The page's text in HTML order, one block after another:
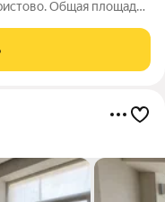
Общая площадь